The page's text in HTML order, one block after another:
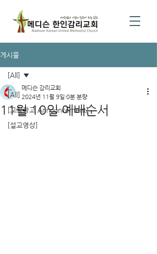
게시물
[All]
[교회광고 Announcement]
[설교영상]
[All]
11월 10일 예배순서
메디슨 감리교회
2024년 11월 9일 0분 분량